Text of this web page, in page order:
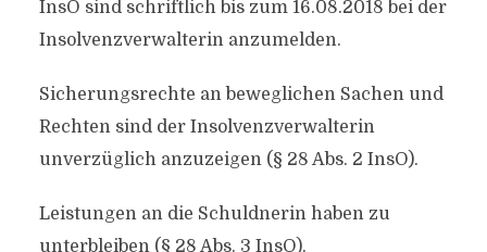
InsO sind schriftlich bis zum 16.08.2018 bei der
Insolvenzverwalterin anzumelden.
Sicherungsrechte an beweglichen Sachen und
Rechten sind der Insolvenzverwalterin
unverzüglich anzuzeigen (§ 28 Abs. 2 InsO).
Leistungen an die Schuldnerin haben zu
unterbleiben (§ 28 Abs. 3 InsO).